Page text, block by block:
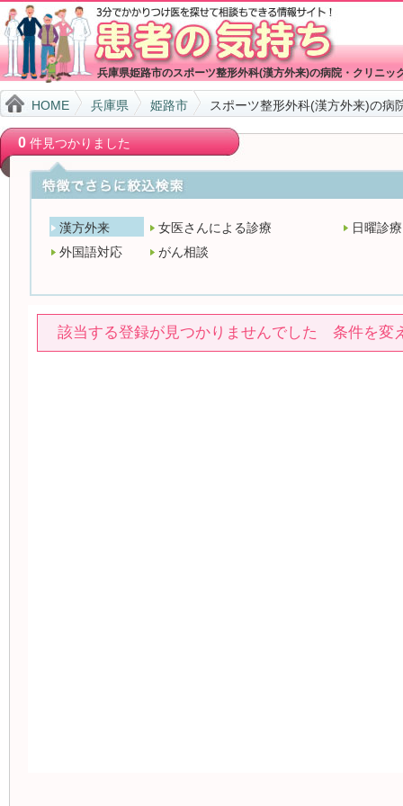
兵庫県姫路市のスポーツ整形外科(漢方外来)の病院・クリニッ
HOME 兵庫県 姫路市 スポーツ整形外科(漢方外来)の病
0件見つかりました
漢方外来 女医さんによる診療
日曜診療
外国語対応
がん相談
該当する登録が見つかりませんでした 条件を